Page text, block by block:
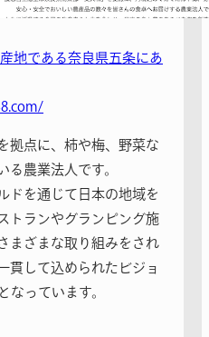
地である奈良県五条にあ
拠点に、柿や梅、野菜な
る農業法人です。
ドを通じて日本の地域を
トランやグランピング施
まざまな取り組みをされ
貫して込められたビジョ
なっています。